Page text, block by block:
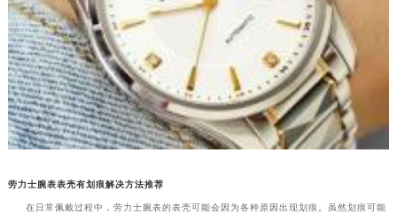
劳力士腕表表壳有划痕解决方法推荐
在日常佩戴过程中，劳力士腕表的表壳可能会因为各种原因出现划痕。虽然划痕可能